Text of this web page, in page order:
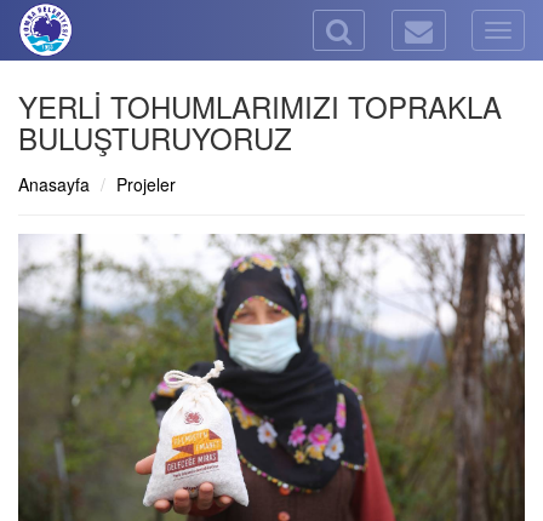
YERLİ TOHUMLARIMIZI TOPRAKLA
BULUŞTURUYORUZ
Anasayfa Projeler